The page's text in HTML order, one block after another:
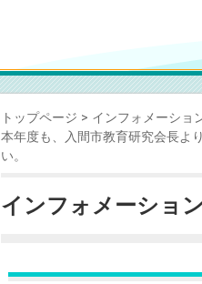
トップページ
インフォメーショ
本年度も、入間市教育研究会長
い。
インフォメーション